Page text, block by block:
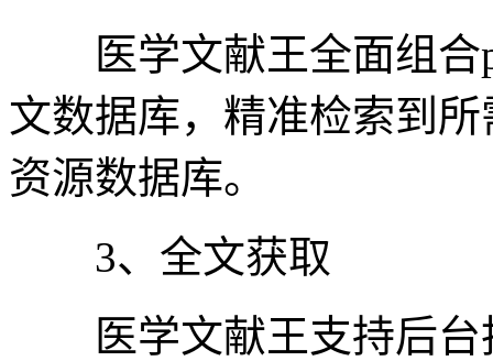
医学文献王全面组合
文数据库，精准检索到
资源数据库。
3、全文获取
医学文献王支持后台